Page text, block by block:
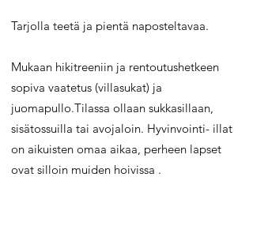
Tarjolla teetä ja pientä naposteltavaa.
Mukaan hikitreeniin ja rentoutushetkeen
sopiva vaatetus (villasukat) ja
juomapullo.Tilassa ollaan sukkasillaan,
sisätossuilla tai avojaloin. Hyvinvointi- illat
on aikuisten omaa aikaa, perheen lapset
ovat silloin muiden hoivissa .